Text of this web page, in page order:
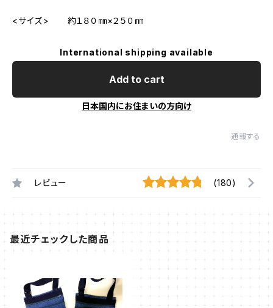
<サイズ> 約１８０㎜×２５０㎜
International shipping available
Add to cart
日本国内にお住まいの方向け
通報する
レビュー (180)
最近チェックした商品